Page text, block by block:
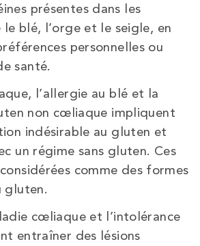
présentes dans les
le blé, l’orge et le seigle, en
personnelles ou
santé.
l’allergie au blé et la
non cœliaque impliquent
indésirable au gluten et
un régime sans gluten. Ces
comme des formes
gluten.
cœliaque et l’intolérance
entraîner des lésions